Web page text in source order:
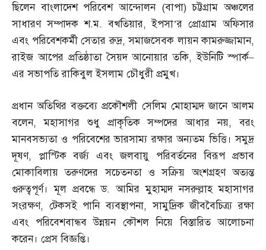
ছিলেন বাংলাদেশ পরিবেশ আন্দোলন (বাপা)চট্টগ্রাম অঞ্চলের
সাধারণ সম্পাদক শ.ম.বখতিয়ার,ইপসা’র প্রোগ্রাম অফিসার
এবং পরিবেশকর্মী সেতার রুদ্র,সমাজসেবক লায়ন কামরুজ্জামান,
রাইজ আপের প্রতিষ্ঠাতা সৈয়দ আনোয়ার তকি,ইউনিটি স্পার্ক–
এর সভাপতি রাকিবুল ইসলাম চৌধুরী প্রমুখ।
প্রধান অতিথির বক্তব্যে প্রকৌশলী সেলিম মোহাম্মদ জানে আলম
বলেন,মহাসাগর শুধু প্রাকৃতিক সম্পদের আধার নয়,বরং
মানবসভ্যতা ও পরিবেশের ভারসাম্য রক্ষার অন্যতম ভিত্তি। সমুদ্র
দূষণ, প্লাস্টিক বর্জ্য এবং জলবায়ু পরিবর্তনের বিরূপ প্রভাব
মোকাবিলায় তরুণদের সচেতনতা ও সক্রিয় অংশগ্রহণ অত্যন্ত
গুরুত্বপূর্ণ। মূল প্রবন্ধে ড.আমির মুহাম্মদ নসরুল্লাহ মহাসাগর
সংরক্ষণ, টেকসই পানি ব্যবস্থাপনা,সামুদ্রিক জীববৈচিত্র্য রক্ষা
এবং পরিবেশবান্ধব উন্নয়ন কৌশল নিয়ে বিস্তারিত আলোচনা
করেন। প্রেস বিজ্ঞপ্তি।